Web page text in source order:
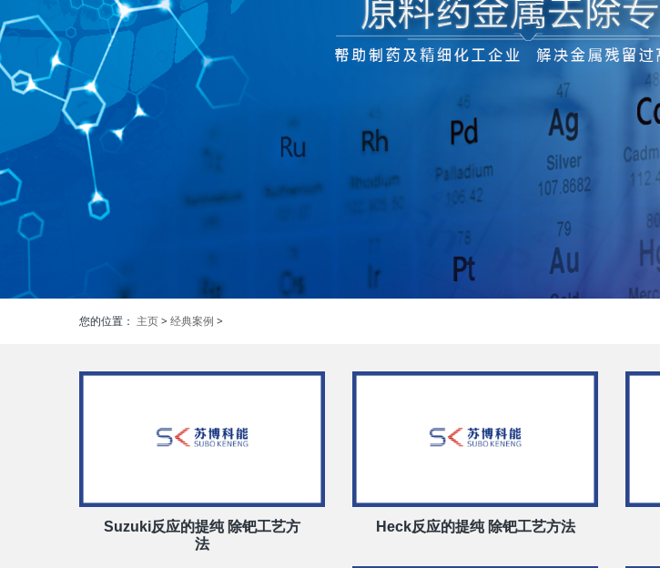
您的位置： 主页>经典案例 >
Suzuki反应的提纯 除钯工艺方
法
Heck反应的提纯 除钯工艺方法